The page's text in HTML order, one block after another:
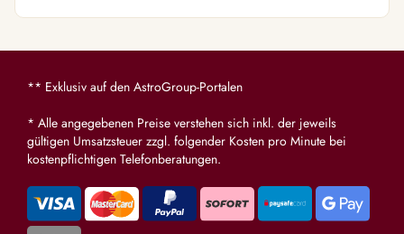
** Exklusiv auf den AstroGroup-Portalen
* Alle angegebenen Preise verstehen sich inkl. der jeweils
gültigen Umsatzsteuer zzgl. folgender Kosten pro Minute bei
kostenpflichtigen Telefonberatungen.